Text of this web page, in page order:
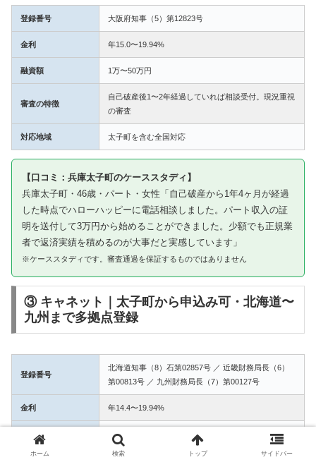
登録番号 大阪府知事（5）第12823号
金利 年15.0〜19.94%
融資額 1万〜50万円
審査の特徴
自己破産後1〜2年経過していれば相談受付。現況重視
の審査
対応地域 太子町を含む全国対応
【口コミ：兵庫太子町のケーススタディ】
兵庫太子町・46歳・パート・女性「自己破産から1年4ヶ月が経過
した時点でハローハッピーに電話相談しました。パート収入の証
明を送付して3万円から始めることができました。少額でも正規業
者で返済実績を積めるのが大事だと実感しています」
※ケーススタディです。審査通過を保証するものではありません
③ キャネット｜太子町から申込み可・北海道〜
九州まで多拠点登録
登録番号
北海道知事（8）石第02857号 ／ 近畿財務局長（6）
第00813号 ／ 九州財務局長（7）第00127号
金利 年14.4〜19.94%
融資額 1万〜50万円
ホーム 検索 トップ サイドバー